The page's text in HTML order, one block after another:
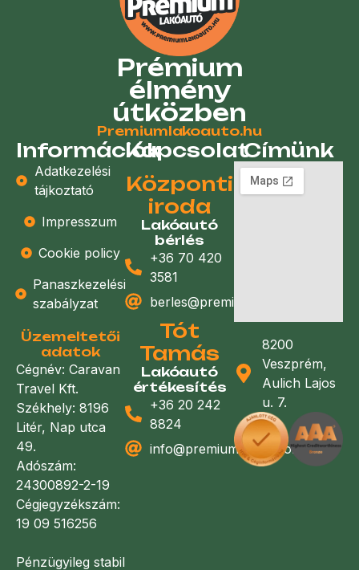
Prémium
élmény
útközben
Premiumlakoauto.hu
Információk
Adatkezelési
tájkoztató
Impresszum
Cookie policy
Panaszkezelési
szabályzat
Üzemeltetői
adatok
Cégnév: Caravan
Travel Kft.
Székhely: 8196
Litér, Nap utca
49.
Adószám:
24300892-2-19
Cégjegyzékszám:
19 09 516256
Pénzügyileg stabil
Kapcsolat
Központi
iroda
Lakóautó
bérlés
+36 70 420
3581
berles@premiumlakoauto.hu
Tót
Tamás
Lakóautó
értékesítés
+36 20 242
8824
info@premiumlakoauto.hu
Címünk
8200
Veszprém,
Aulich Lajos
u. 7.